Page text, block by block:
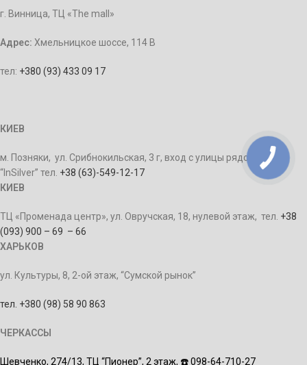
г. Винница, ТЦ «The mall»
Адрес: Хмельницкое шоссе, 114 В
тел: +380 (93) 433 09 17
КИЕВ
м. Позняки, ул. Срибнокильская, 3 г, вход с улицы рядом с ТЦ
“InSilver” тел. +38 (63)-549-12-17
КИЕВ
ТЦ «Променада центр», ул. Овручская, 18, нулевой этаж, тел. +38
(093) 900 – 69 – 66
ХАРЬКОВ
ул. Культуры, 8, 2-ой этаж, “Сумской рынок”
тел. +380 (98) 58 90 863
ЧЕРКАССЫ
Шевченко, 274/13, ТЦ “Пионер”, 2 этаж, ☎️ 098-64-710-27